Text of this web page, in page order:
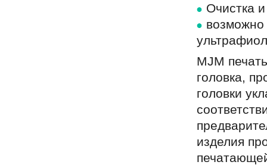
Очистка
возможно
MJM
головка,
головки
изделия